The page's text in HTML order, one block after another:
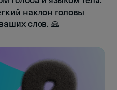
наклон головы
слов. 🙏